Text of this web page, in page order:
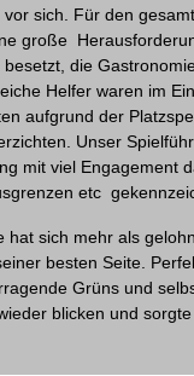
vor sich. Für den
große
die
Helfer waren im
aufgrund der
Unser
mit viel Engagement
etc
hat sich mehr als
besten Seite.
Grüns und
blicken und